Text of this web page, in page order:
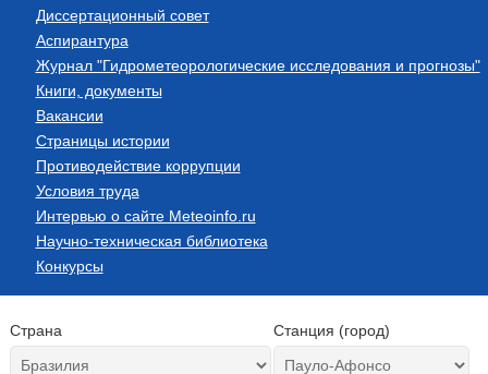
Диссертационный совет
Аспирантура
Журнал "Гидрометеорологические исследования и прогнозы"
Книги, документы
Вакансии
Страницы истории
Противодействие коррупции
Условия труда
Интервью о сайте Meteoinfo.ru
Научно-техническая библиотека
Конкурсы
Страна Станция (город)